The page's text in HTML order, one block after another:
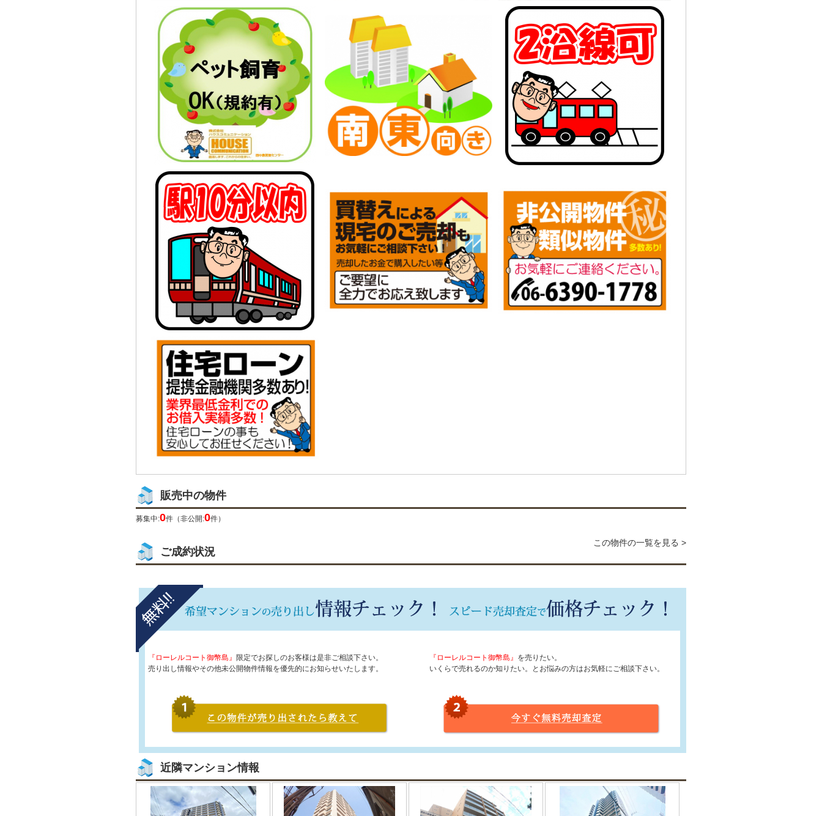
販売中の物件
募集中:0件（非公開:0件）
この物件の一覧を見る >
ご成約状況
『ローレルコート御幣島』 限定でお探しのお客様は是非ご相談下さい。
売り出し情報やその他未公開物件情報を優先的にお知らせいたします。
『ローレルコート御幣島』 を売りたい。
いくらで売れるのか知りたい。とお悩みの方はお気軽にご相談下さい。
近隣マンション情報